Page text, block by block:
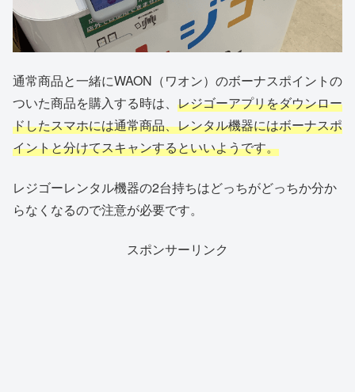
通常商品と一緒にWAON（ワオン）のボーナスポイントの
ついた商品を購入する時は、 レジゴーアプリをダウンロー
ドしたスマホには通常商品、レンタル機器にはボーナスポ
イントと分けてスキャンするといいようです。
レジゴーレンタル機器の2台持ちはどっちがどっちか分か
らなくなるので注意が必要です。
スポンサーリンク